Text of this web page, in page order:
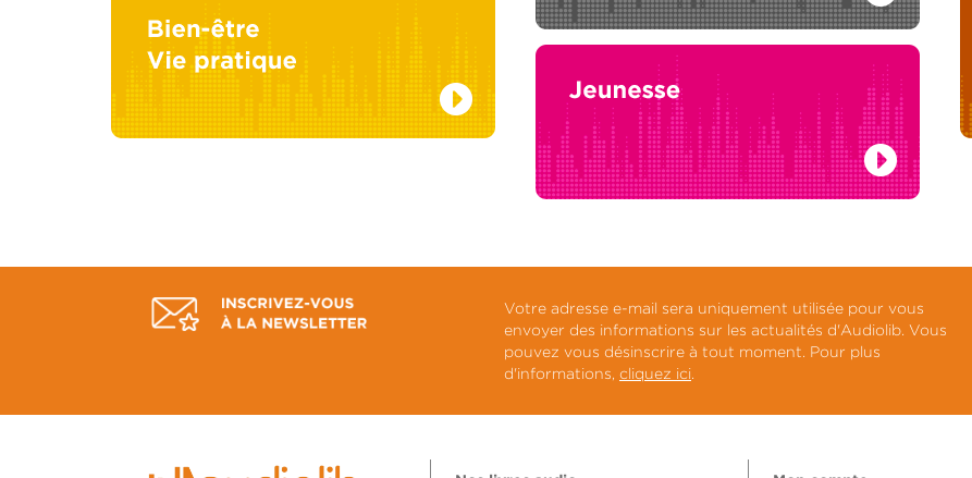
Votre adresse e-mail sera uniquement utilisée pour vous
envoyer des informations sur les actualités d'Audiolib. Vous
pouvez vous désinscrire à tout moment. Pour plus
d'informations, cliquez ici.